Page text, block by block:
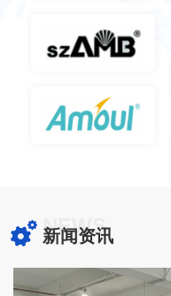
NEWS
新闻资讯